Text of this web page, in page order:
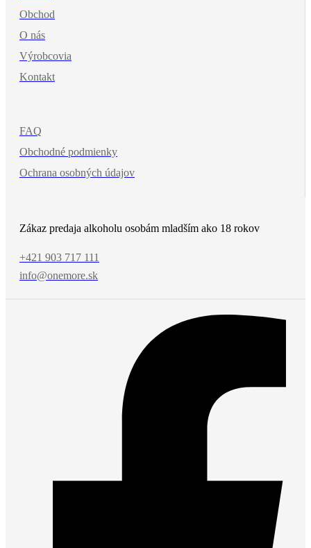
Obchod
O nás
Výrobcovia
Kontakt
FAQ
Obchodné podmienky
Ochrana osobných údajov
Zákaz predaja alkoholu osobám mladším ako 18 rokov
+421 903 717 111
info@onemore.sk